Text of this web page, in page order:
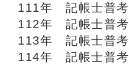
111年 記帳士普考
112年 記帳士普考
113年 記帳士普考
114年 記帳士普考